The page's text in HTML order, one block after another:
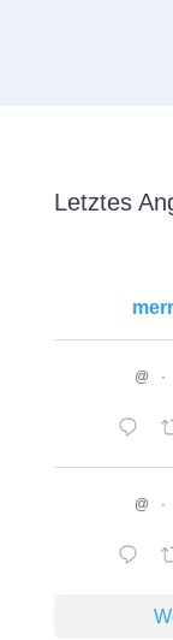
Letztes
@ ·
@ ·